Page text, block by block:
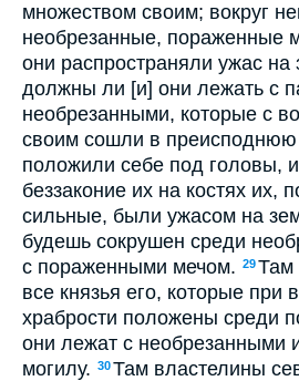
множеством своим; вокруг
необрезанные, пораженные
они распространяли ужас
должны ли [и] они лежать с
необрезанными, которые с
своим сошли в преисподнюю
положили себе под головы,
беззаконие их на костях их,
сильные, были ужасом на
будешь сокрушен среди
с пораженными мечом. 29Там
все князья его, которые при
храбрости положены среди
они лежат с необрезанными
могилу. 30Там властелины